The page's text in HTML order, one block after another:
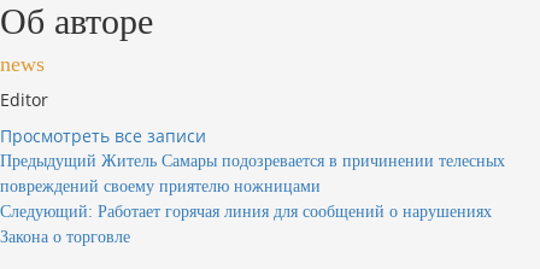
Об авторе
news
Editor
Просмотреть все записи
Навигация
по
записям
Предыдущий Житель Самары подозревается в причинении телесных
повреждений своему приятелю ножницами
Следующий: Работает горячая линия для сообщений о нарушениях
Закона о торговле